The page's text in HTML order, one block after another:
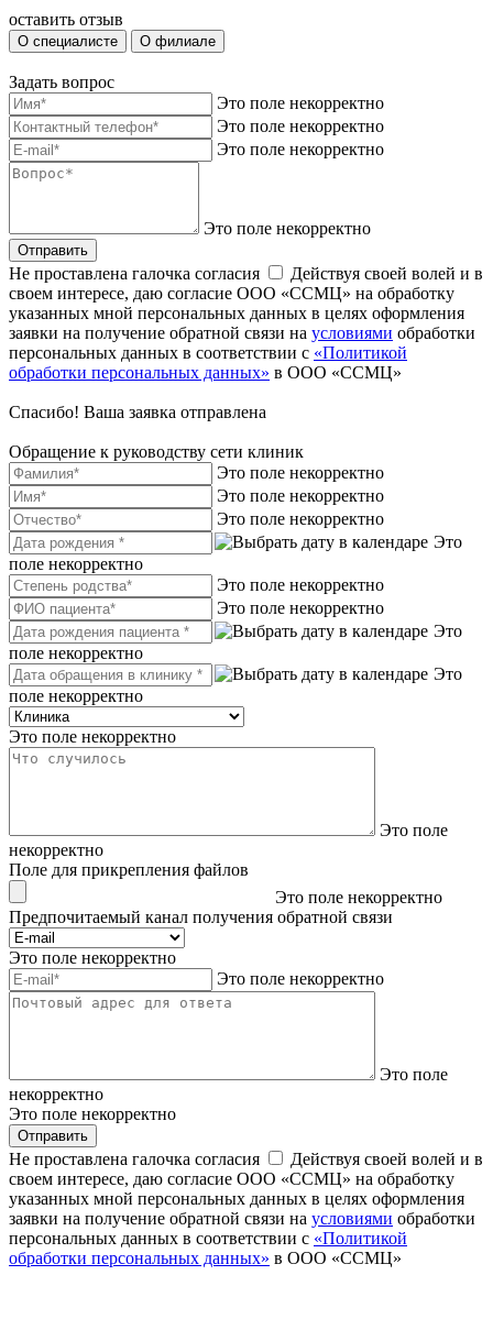
оставить отзыв
О специалисте О филиале
Задать вопрос
Это поле некорректно
Это поле некорректно
Это поле некорректно
Это поле некорректно
Отправить
Не проставлена галочка согласия
Действуя своей волей и в
своем интересе, даю согласие ООО «ССМЦ» на обработку
указанных мной персональных данных в целях оформления
заявки на получение обратной связи на условиями обработки
персональных данных в соответствии с «Политикой
обработки персональных данных» в ООО «ССМЦ»
Спасибо! Ваша заявка отправлена
Обращение к руководству сети клиник
Это поле некорректно
Это поле некорректно
Это поле некорректно
Это
поле некорректно
Это поле некорректно
Это поле некорректно
Это
поле некорректно
Это
поле некорректно
Это поле некорректно
Это поле
некорректно
Поле для прикрепления файлов
Это поле некорректно
Предпочитаемый канал получения обратной связи
Это поле некорректно
Это поле некорректно
Это поле
некорректно
Это поле некорректно
Отправить
Не проставлена галочка согласия
Действуя своей волей и в
своем интересе, даю согласие ООО «ССМЦ» на обработку
указанных мной персональных данных в целях оформления
заявки на получение обратной связи на условиями обработки
персональных данных в соответствии с «Политикой
обработки персональных данных» в ООО «ССМЦ»